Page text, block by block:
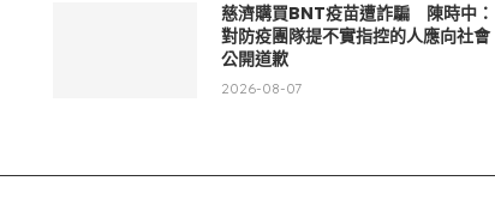
慈濟購買BNT疫苗遭詐騙 陳時中：
對防疫團隊提不實指控的人應向社會
公開道歉
2026-08-07